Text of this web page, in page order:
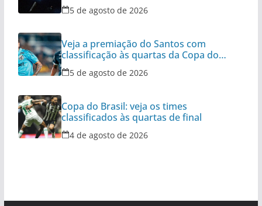
5 de agosto de 2026
Veja a premiação do Santos com
classificação às quartas da Copa do
Brasil
5 de agosto de 2026
Copa do Brasil: veja os times
classificados às quartas de final
4 de agosto de 2026